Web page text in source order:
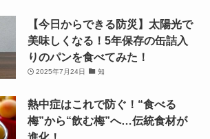
【今日からできる防災】太陽光で
美味しくなる！5年保存の缶詰入
りのパンを食べてみた！
2025年7月24日 知
熱中症はこれで防ぐ！“食べる
梅”から“飲む梅”へ…伝統食材が